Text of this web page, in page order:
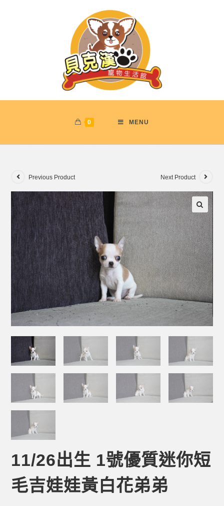
0 MENU
Previous Product Next Product
🔍
11/26出生 1號優質迷你短
毛吉娃娃黃白花弟弟